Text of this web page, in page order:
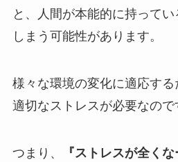
と、人間が本能的に持って
しまう可能性があります。
様々な環境の変化に適応す
適切なストレスが必要なので
つまり、 『ストレスが全くな